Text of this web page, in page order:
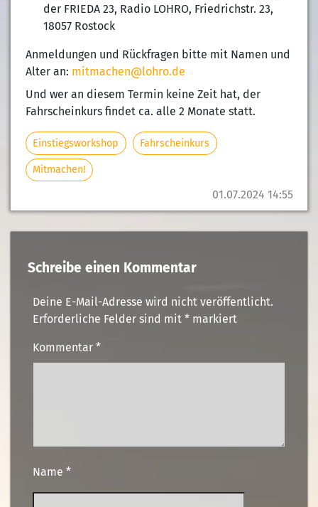
01.07.2024 14:55
der FRIEDA 23, Radio LOHRO, Friedrichstr. 23,
18057 Rostock
Anmeldungen und Rückfragen bitte mit Namen und
Alter an: mitmachen@lohro.de
Und wer an diesem Termin keine Zeit hat, der
Fahrscheinkurs findet ca. alle 2 Monate statt.
Einstiegsworkshop Fahrscheinkurs
Mitmachen!
Schreibe einen Kommentar
Deine E-Mail-Adresse wird nicht veröffentlicht.
Erforderliche Felder sind mit *markiert
Kommentar *
Name *